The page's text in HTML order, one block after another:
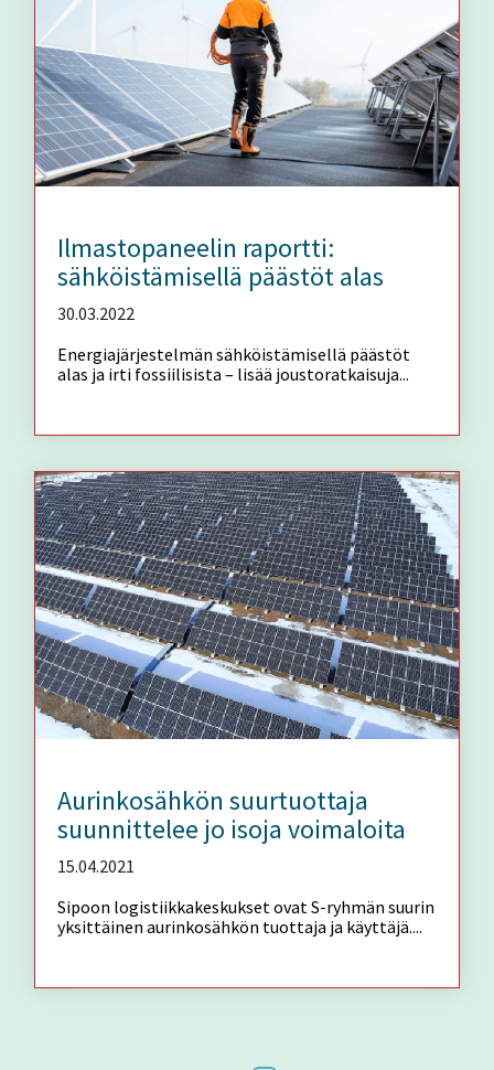
Ilmastopaneelin raportti:
sähköistämisellä päästöt alas
30.03.2022
Energiajärjestelmän sähköistämisellä päästöt
alas ja irti fossiilisista – lisää joustoratkaisuja...
Aurinkosähkön suurtuottaja
suunnittelee jo isoja voimaloita
15.04.2021
Sipoon logistiikkakeskukset ovat S-ryhmän suurin
yksittäinen aurinkosähkön tuottaja ja käyttäjä....